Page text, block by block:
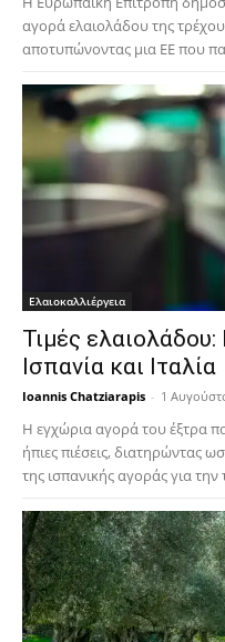
αγορά ελαιολάδου της
αποτυπώνοντας μια ΕΕ που
Ελαιοκαλλιέργεια
Τιμές
Ισπανία και Ιταλία
Ioannis Chatziarapis - 1
Η εγχώρια αγορά του έξτρα
ήπιες πιέσεις, διατηρώντας
της ισπανικής αγοράς για